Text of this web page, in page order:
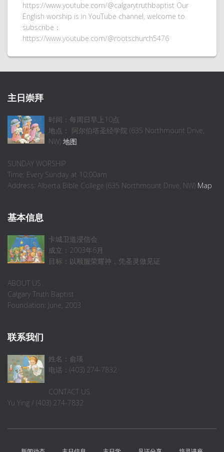
https://www.youtube.com/@calgarytruthbaptist Our
English worship is in YouTube channel, welcome to
subscribe：
https://www.youtube.com/@rootschurch5476
主日崇拜
时间：每周日早上10点
地点： 阿尔伯塔圣经学院 (635 Northmount Drive,
NW) 地图
SUNDAY WORSHIP
Time: Every Sunday at 10:00am
Address: Alberta Bible College (635 Northmount Drive, NW) Map
基本信息
卡城卫道浸信会
成立：2003年6月
目标：以顺服荣耀神，凭圣灵做见证
ABOUT US
Calgary Truth Baptist
Foundation: June, 2003
联系我们
姓名：俞瑛
电话：(403) 274-7832
CONTACT US
Yu Ying / (403) 274-7832